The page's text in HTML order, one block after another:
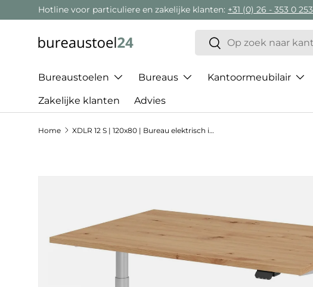
Ga naar inhoud
Hotline voor particuliere en zakelijke klanten: +31 (0) 26 - 353 0 253
Zoeken
Zoeken
Bureaustoelen Bureaus Kantoormeubilair
Zakelijke klanten Advies
Home XDLR 12 S | 120x80 | Bureau elektrisch in hoogte verstelbaar